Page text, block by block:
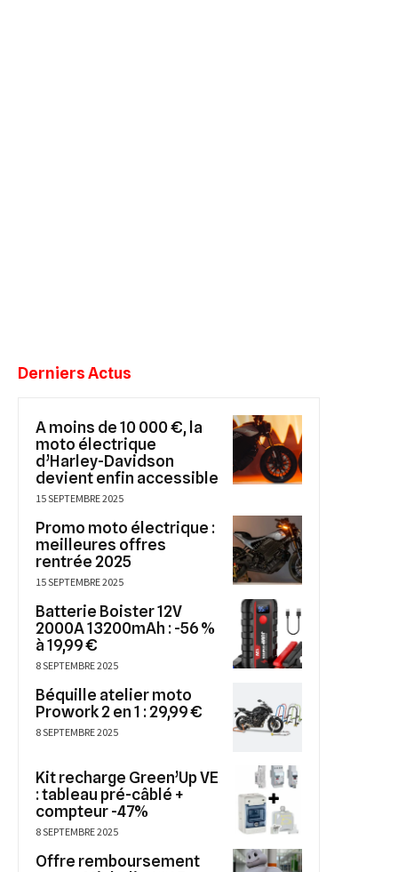
Derniers Actus
A moins de 10 000 €, la
moto électrique
d’Harley-Davidson
devient enfin accessible
15 SEPTEMBRE 2025
Promo moto électrique :
meilleures offres
rentrée 2025
15 SEPTEMBRE 2025
Batterie Boister 12V
2000A 13200mAh : -56 %
à 19,99 €
8 SEPTEMBRE 2025
Béquille atelier moto
Prowork 2 en 1 : 29,99 €
8 SEPTEMBRE 2025
Kit recharge Green’Up VE
: tableau pré-câblé +
compteur -47%
8 SEPTEMBRE 2025
Offre remboursement